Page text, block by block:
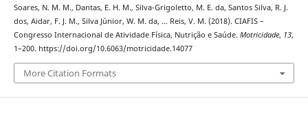
Soares, N. M. M., Dantas, E. H. M., Silva-Grigoletto, M. E. da, Santos Silva, R. J.
dos, Aidar, F. J. M., Silva Júnior, W. M. da, … Reis, V. M. (2018). CIAFIS –
Congresso Internacional de Atividade Física, Nutrição e Saúde. Motricidade, 13,
1–200. https://doi.org/10.6063/motricidade.14077
More Citation Formats